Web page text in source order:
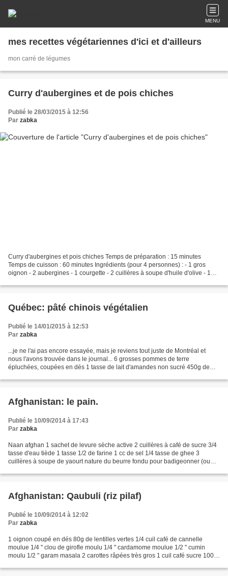
MENU
mes recettes végétariennes d'ici et d'ailleurs
mon carré de légumes
Curry d'aubergines et de pois chiches
Publié le 28/03/2015 à 12:56
Par zabka
Curry d'aubergines et pois chiches Temps de préparation : 15 minutes
Temps de cuisson : 60 minutes Ingrédients (pour 4 personnes) : - 1 gros
oignon - 2 aubergines - 1 courgette - 2 cuillères à soupe d'huile d'olive - 1
Québec: pâté chinois végétalien
Publié le 14/01/2015 à 12:53
Par zabka
...je ne l'ai pas encore essayée, mais je reviens tout juste de Montréal et
nous l'avons trouvée dans le journal... 6 grosses pommes de terre
épluchées, coupées en dés 1 tasse de lait d'amandes non sucré 450g de
Afghanistan: le pain.
Publié le 10/09/2014 à 17:43
Par zabka
Naan afghan 1 sachet de levure sèche active 2 cuillères à café de sucre 3/4
tasse d'eau tiède 1 tasse 1/2 de farine 1 cc de sel 1/4 tasse de ghee 3
cuillères à soupe de yaourt nature du beurre fondu pour badigeonner (ou
Afghanistan: Qaubuli (riz pilaf)
Publié le 10/09/2014 à 12:02
Par zabka
1 oignon coupé en dés 80g de lentilles vertes 1/4 cuil café de cannelle
moulue 1/4 " clou de girofle moulu 1/4 " cardamome moulue 1/2 " cumin
moulu 1/2 " garam masala 2 carottes râpées très gros 1 cuil café sucre 100 g